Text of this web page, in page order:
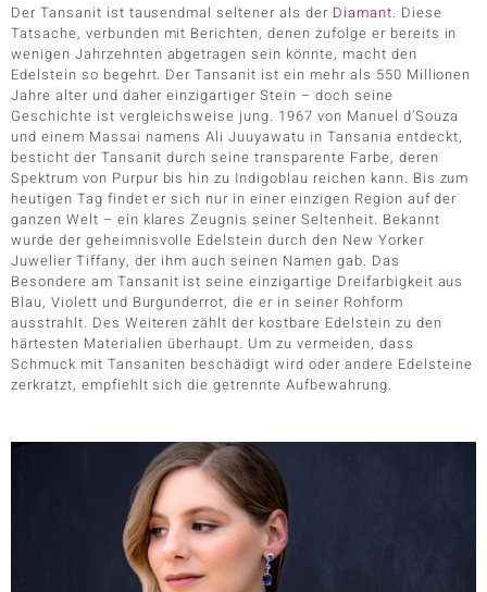
Der Tansanit ist tausendmal seltener als der Diamant. Diese
Tatsache, verbunden mit Berichten, denen zufolge er bereits in
wenigen Jahrzehnten abgetragen sein könnte, macht den
Edelstein so begehrt. Der Tansanit ist ein mehr als 550 Millionen
Jahre alter und daher einzigartiger Stein – doch seine
Geschichte ist vergleichsweise jung. 1967 von Manuel d’Souza
und einem Massai namens Ali Juuyawatu in Tansania entdeckt,
besticht der Tansanit durch seine transparente Farbe, deren
Spektrum von Purpur bis hin zu Indigoblau reichen kann. Bis zum
heutigen Tag findet er sich nur in einer einzigen Region auf der
ganzen Welt – ein klares Zeugnis seiner Seltenheit. Bekannt
wurde der geheimnisvolle Edelstein durch den New Yorker
Juwelier Tiffany, der ihm auch seinen Namen gab. Das
Besondere am Tansanit ist seine einzigartige Dreifarbigkeit aus
Blau, Violett und Burgunderrot, die er in seiner Rohform
ausstrahlt. Des Weiteren zählt der kostbare Edelstein zu den
härtesten Materialien überhaupt. Um zu vermeiden, dass
Schmuck mit Tansaniten beschädigt wird oder andere Edelsteine
zerkratzt, empfiehlt sich die getrennte Aufbewahrung.